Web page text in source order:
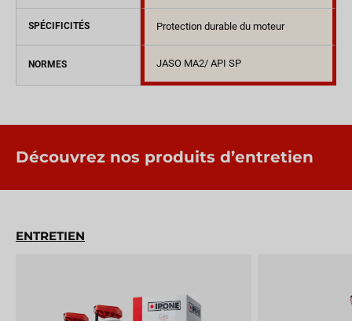
SPÉCIFICITÉS Protection durable du moteur
NORMES JASO MA2/ API SP
Découvrez nos produits d’entretien
ENTRETIEN